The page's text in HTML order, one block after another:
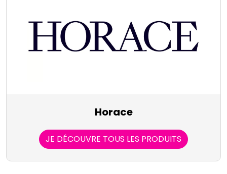
Horace
JE DÉCOUVRE TOUS LES PRODUITS